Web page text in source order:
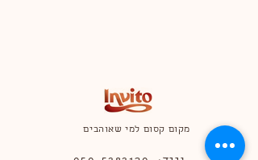
מקום קסום למי שאוהבים